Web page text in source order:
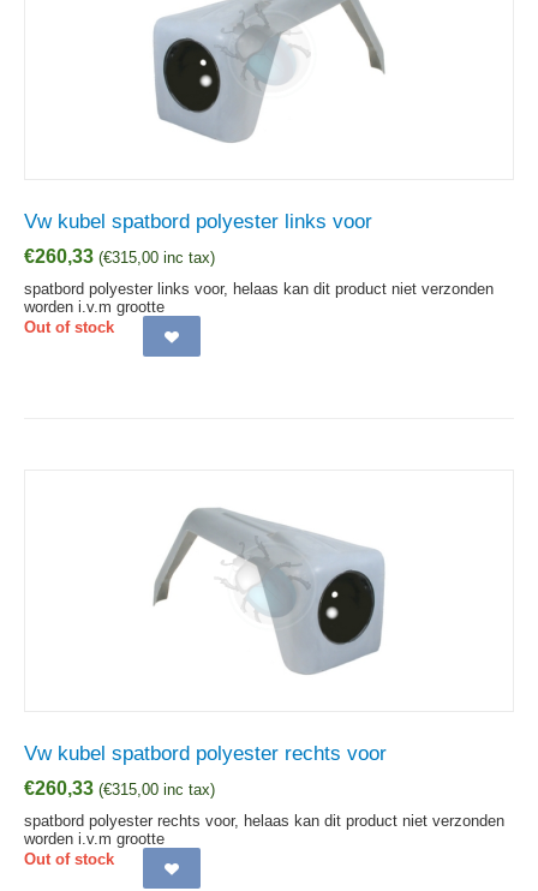
Vw kubel spatbord polyester links voor
€260,33 (€315,00 inc tax)
spatbord polyester links voor, helaas kan dit product niet verzonden
worden i.v.m grootte
Out of stock
Vw kubel spatbord polyester rechts voor
€260,33 (€315,00 inc tax)
spatbord polyester rechts voor, helaas kan dit product niet verzonden
worden i.v.m grootte
Out of stock